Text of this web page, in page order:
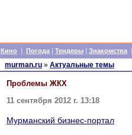
Кино Погода Тендеры Знакомства
murman.ru » Актуальные темы
Проблемы ЖКХ
11 сентября 2012 г. 13:18
Мурманский бизнес-портал